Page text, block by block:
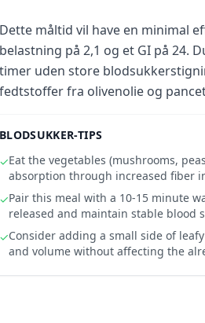
Dette måltid vil have en minimal
belastning på 2,1 og et GI på 24.
timer uden store
fedtstoffer fra olivenolie og
BLODSUKKER-TIPS
✓Eat the vegetables (mushrooms,
absorption through increased fiber
✓Pair this meal with a 10-15 minute
released and maintain stable blood
✓Consider adding a small side of
and volume without affecting the